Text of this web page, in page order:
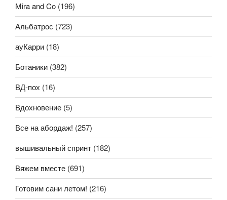
Mira and Co (196)
Альбатрос (723)
ауКарри (18)
Ботаники (382)
ВД-пох (16)
Вдохновение (5)
Все на абордаж! (257)
вышивальный спринт (182)
Вяжем вместе (691)
Готовим сани летом! (216)